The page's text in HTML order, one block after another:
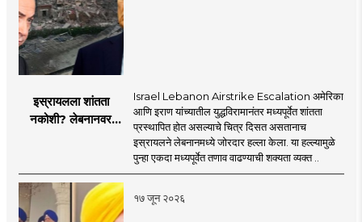
इस्रायलला शांतता
नकोशी? लेबनानवर
इराण-अमेरिकेत आरोप-
प्रत्यारोप
Israel Lebanon Airstrike Escalation अमेरिका
आणि इराण यांच्यातील युद्धविरामानंतर मध्यपूर्वेत शांतता
प्रस्थापित होत असल्याचे चित्र दिसत असतानाच
इस्रायलने लेबनानमध्ये जोरदार हल्ला केला. या हल्ल्यामुळे
पुन्हा एकदा मध्यपूर्वेत तणाव वाढण्याची शक्यता व्यक्त ..
१७ जून २०२६